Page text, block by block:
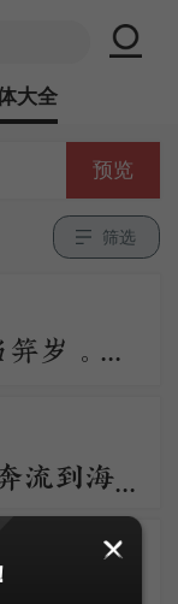
大全
预览
筛选
满搦宫腰纤细。年纪方当笄岁。刚被风流沾惹，与合垂杨双髻。初学严妆，如描似削身材，怯雨羞云情意。举措多娇媚。 争奈心性，未会先怜佳婿。长是夜深，不肯便入鸳被，与解罗裳，盈盈背立银扛，却道你先睡。
君不见，黄河之水天上来，奔流到海不复回。君不见，高堂明镜悲白发，朝如青丝暮成雪。人生得意须尽欢，莫使金樽空对月。天生我材必有用，千金散尽还复来。